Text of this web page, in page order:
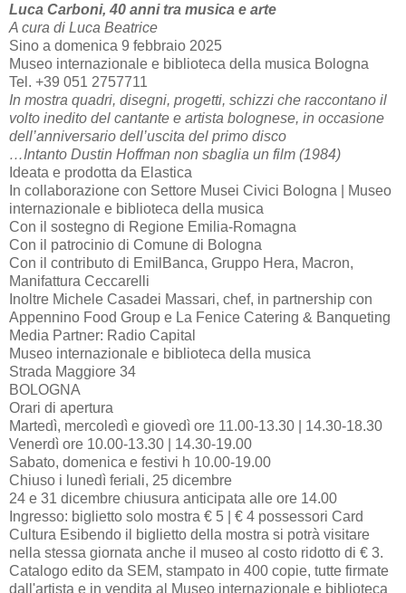
Luca Carboni, 40 anni tra musica e arte
A cura di Luca Beatrice
Sino a domenica 9 febbraio 2025
Museo internazionale e biblioteca della musica Bologna
Tel. +39 051 2757711
In mostra quadri, disegni, progetti, schizzi che raccontano il
volto inedito del cantante e artista bolognese, in occasione
dell’anniversario dell’uscita del primo disco
…Intanto Dustin Hoffman non sbaglia un film (1984)
Ideata e prodotta da Elastica
In collaborazione con Settore Musei Civici Bologna | Museo
internazionale e biblioteca della musica
Con il sostegno di Regione Emilia-Romagna
Con il patrocinio di Comune di Bologna
Con il contributo di EmilBanca, Gruppo Hera, Macron,
Manifattura Ceccarelli
Inoltre Michele Casadei Massari, chef, in partnership con
Appennino Food Group e La Fenice Catering & Banqueting
Media Partner: Radio Capital
Museo internazionale e biblioteca della musica
Strada Maggiore 34
BOLOGNA
Orari di apertura
Martedì, mercoledì e giovedì ore 11.00-13.30 | 14.30-18.30
Venerdì ore 10.00-13.30 | 14.30-19.00
Sabato, domenica e festivi h 10.00-19.00
Chiuso i lunedì feriali, 25 dicembre
24 e 31 dicembre chiusura anticipata alle ore 14.00
Ingresso: biglietto solo mostra € 5 | € 4 possessori Card
Cultura Esibendo il biglietto della mostra si potrà visitare
nella stessa giornata anche il museo al costo ridotto di € 3.
Catalogo edito da SEM, stampato in 400 copie, tutte firmate
dall'artista e in vendita al Museo internazionale e biblioteca